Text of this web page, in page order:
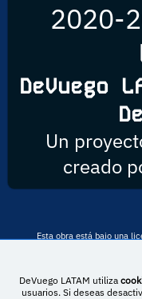
2020-
DeVuego
Un
creado
Esta obra está bajo una
DeVuego LATAM utiliza
usuarios. Si deseas